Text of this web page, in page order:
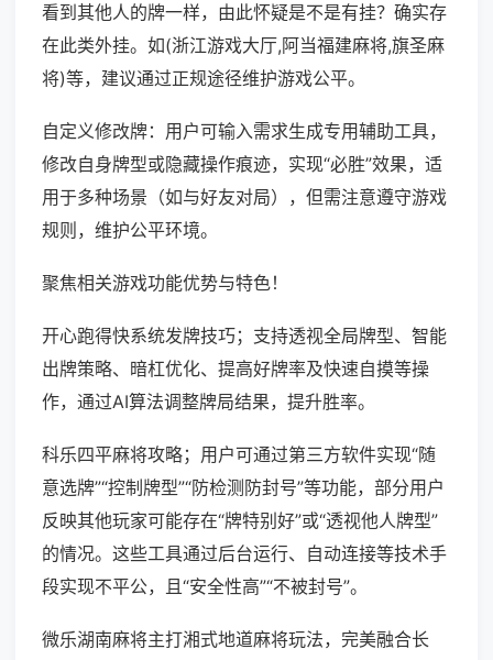
看到其他人的牌一样，由此怀疑是不是有挂？确实存
在此类外挂。如(浙江游戏大厅,阿当福建麻将,旗圣麻
将)等，建议通过正规途径维护游戏公平。
自定义修改牌：用户可输入需求生成专用辅助工具，
修改自身牌型或隐藏操作痕迹，实现“必胜”效果，适
用于多种场景（如与好友对局），但需注意遵守游戏
规则，维护公平环境。
聚焦相关游戏功能优势与特色！
开心跑得快系统发牌技巧；支持透视全局牌型、智能
出牌策略、暗杠优化、提高好牌率及快速自摸等操
作，通过AI算法调整牌局结果，提升胜率。
科乐四平麻将攻略；用户可通过第三方软件实现“随
意选牌”“控制牌型”“防检测防封号”等功能，部分用户
反映其他玩家可能存在“牌特别好”或“透视他人牌型”
的情况。这些工具通过后台运行、自动连接等技术手
段实现不平公，且“安全性高”“不被封号”。
微乐湖南麻将主打湘式地道麻将玩法，完美融合长